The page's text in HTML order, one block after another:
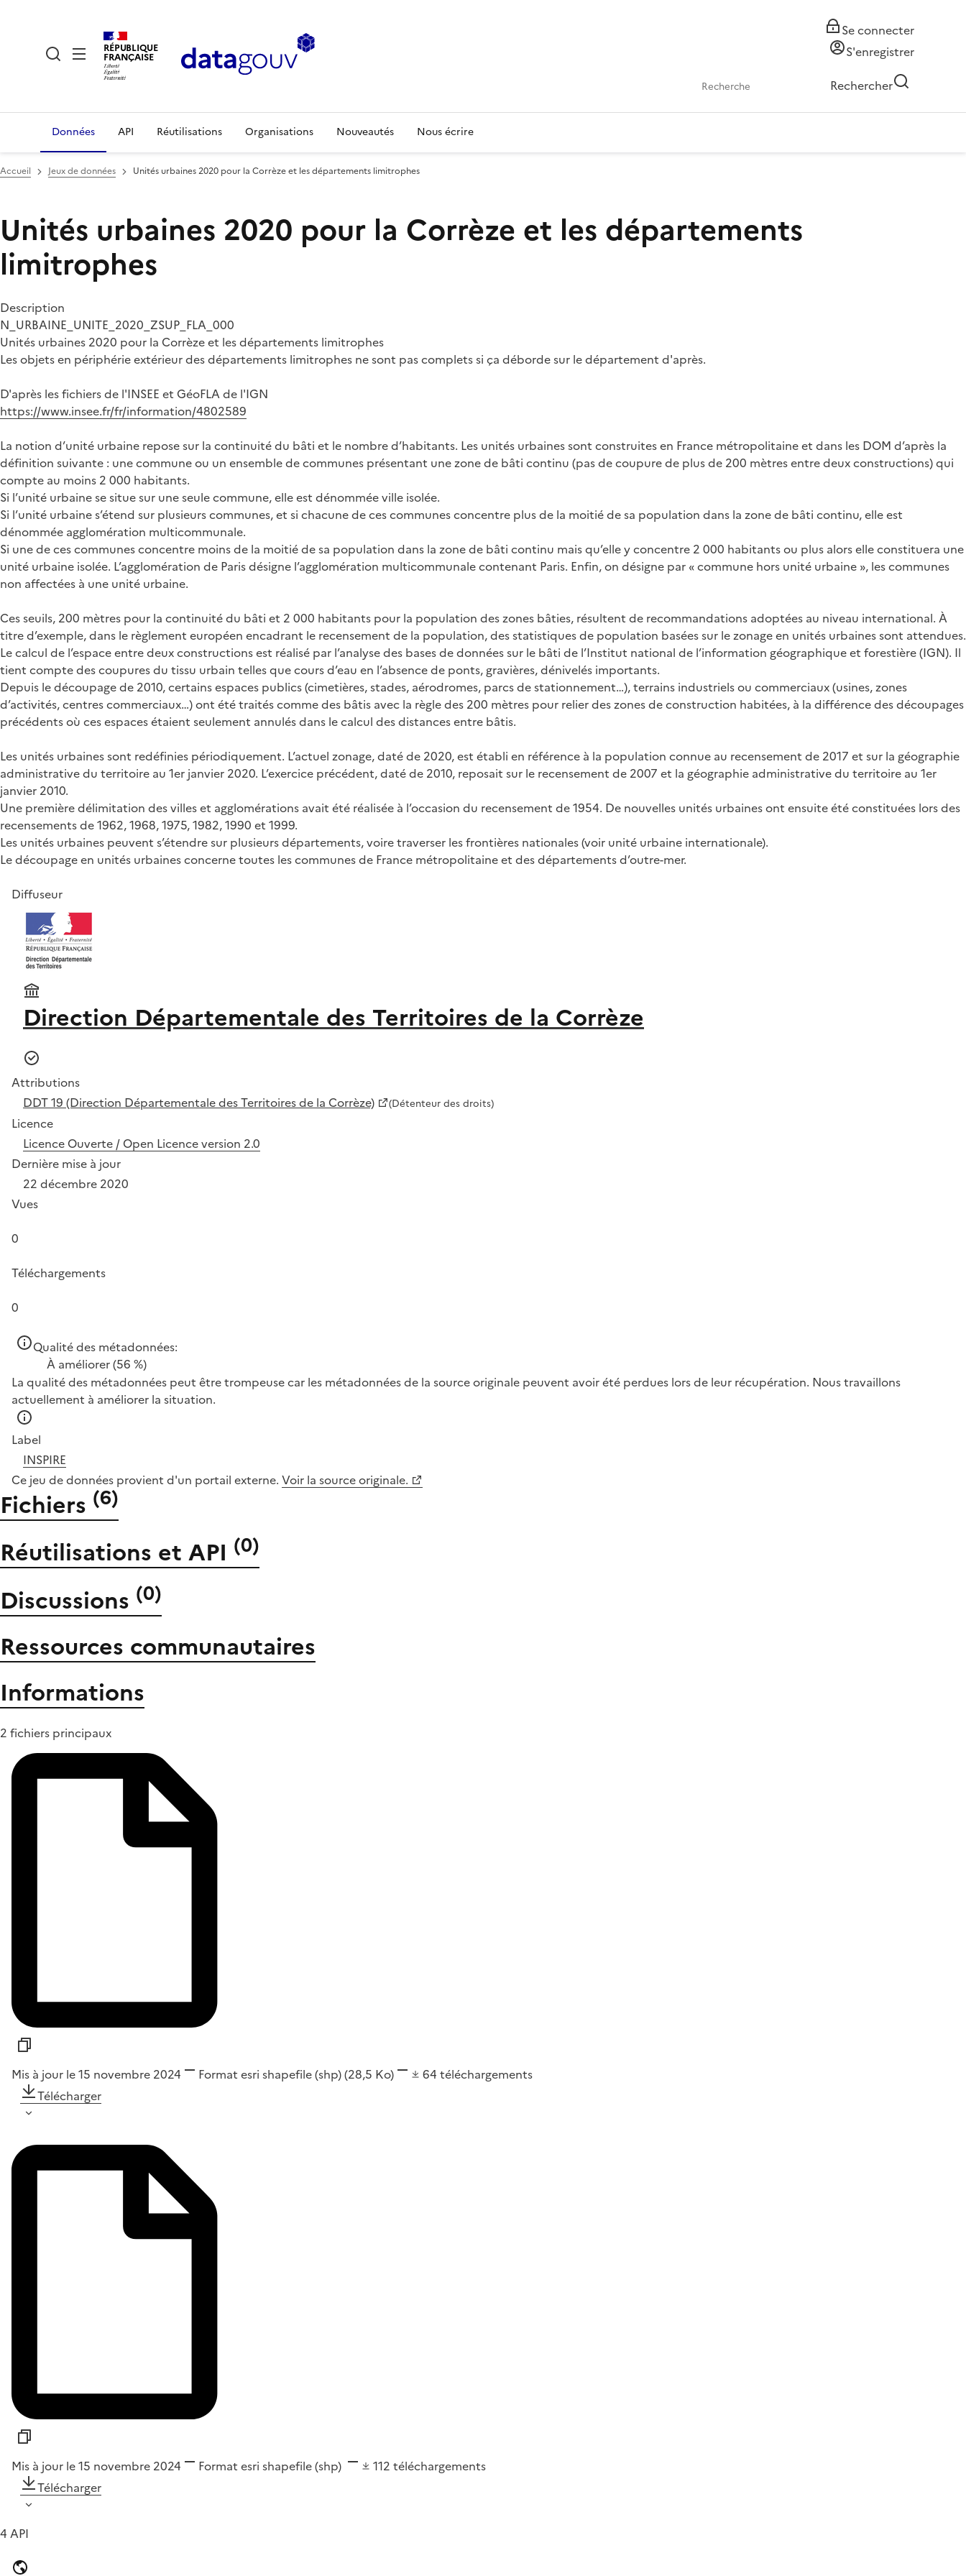
RÉPUBLIQUE
FRANÇAISE
Se connecter
S'enregistrer
Rechercher
Données API Réutilisations Organisations Nouveautés Nous écrire
Accueil Jeux de données Unités urbaines 2020 pour la Corrèze et les départements limitrophes
Unités urbaines 2020 pour la Corrèze et les départements
limitrophes
Description
N_URBAINE_UNITE_2020_ZSUP_FLA_000
Unités urbaines 2020 pour la Corrèze et les départements limitrophes
Les objets en périphérie extérieur des départements limitrophes ne sont pas complets si ça déborde sur le département d'après.
D'après les fichiers de l'INSEE et GéoFLA de l'IGN
https://www.insee.fr/fr/information/4802589
La notion d’unité urbaine repose sur la continuité du bâti et le nombre d’habitants. Les unités urbaines sont construites en France métropolitaine et dans les DOM d’après la
définition suivante : une commune ou un ensemble de communes présentant une zone de bâti continu (pas de coupure de plus de 200 mètres entre deux constructions) qui
compte au moins 2 000 habitants.
Si l’unité urbaine se situe sur une seule commune, elle est dénommée ville isolée.
Si l’unité urbaine s’étend sur plusieurs communes, et si chacune de ces communes concentre plus de la moitié de sa population dans la zone de bâti continu, elle est
dénommée agglomération multicommunale.
Si une de ces communes concentre moins de la moitié de sa population dans la zone de bâti continu mais qu’elle y concentre 2 000 habitants ou plus alors elle constituera une
unité urbaine isolée. L’agglomération de Paris désigne l’agglomération multicommunale contenant Paris. Enfin, on désigne par « commune hors unité urbaine », les communes
non affectées à une unité urbaine.
Ces seuils, 200 mètres pour la continuité du bâti et 2 000 habitants pour la population des zones bâties, résultent de recommandations adoptées au niveau international. À
titre d’exemple, dans le règlement européen encadrant le recensement de la population, des statistiques de population basées sur le zonage en unités urbaines sont attendues.
Le calcul de l’espace entre deux constructions est réalisé par l’analyse des bases de données sur le bâti de l’Institut national de l’information géographique et forestière (IGN). Il
tient compte des coupures du tissu urbain telles que cours d’eau en l’absence de ponts, gravières, dénivelés importants.
Depuis le découpage de 2010, certains espaces publics (cimetières, stades, aérodromes, parcs de stationnement…), terrains industriels ou commerciaux (usines, zones
d’activités, centres commerciaux…) ont été traités comme des bâtis avec la règle des 200 mètres pour relier des zones de construction habitées, à la différence des découpages
précédents où ces espaces étaient seulement annulés dans le calcul des distances entre bâtis.
Les unités urbaines sont redéfinies périodiquement. L’actuel zonage, daté de 2020, est établi en référence à la population connue au recensement de 2017 et sur la géographie
administrative du territoire au 1er janvier 2020. L’exercice précédent, daté de 2010, reposait sur le recensement de 2007 et la géographie administrative du territoire au 1er
janvier 2010.
Une première délimitation des villes et agglomérations avait été réalisée à l’occasion du recensement de 1954. De nouvelles unités urbaines ont ensuite été constituées lors des
recensements de 1962, 1968, 1975, 1982, 1990 et 1999.
Les unités urbaines peuvent s’étendre sur plusieurs départements, voire traverser les frontières nationales (voir unité urbaine internationale).
Le découpage en unités urbaines concerne toutes les communes de France métropolitaine et des départements d’outre-mer.
Diffuseur
Direction Départementale des Territoires de la Corrèze
Attributions
DDT 19 (Direction Départementale des Territoires de la Corrèze)
(Détenteur des droits)
Licence
Licence Ouverte / Open Licence version 2.0
Dernière mise à jour
22 décembre 2020
Vues
0
Téléchargements
0
Qualité des métadonnées:
À améliorer(56 %)
La qualité des métadonnées peut être trompeuse car les métadonnées de la source originale peuvent avoir été perdues lors de leur récupération. Nous travaillons
actuellement à améliorer la situation.
Label
INSPIRE
Ce jeu de données provient d'un portail externe. Voir la source originale.
Fichiers (6)
Réutilisations et API (0)
Discussions (0)
Ressources communautaires
Informations
2 fichiers principaux
Mis à jour le 15 novembre 2024 Format esri shapefile (shp)(28,5 Ko) 64 téléchargements
Télécharger
Mis à jour le 15 novembre 2024 Format esri shapefile (shp) 112 téléchargements
Télécharger
4 API